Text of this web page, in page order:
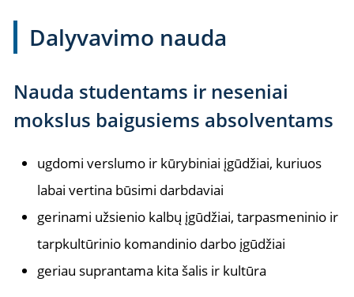
Dalyvavimo nauda
Nauda studentams ir neseniai
mokslus baigusiems absolventams
ugdomi verslumo ir kūrybiniai įgūdžiai, kuriuos
labai vertina būsimi darbdaviai
gerinami užsienio kalbų įgūdžiai, tarpasmeninio ir
tarpkultūrinio komandinio darbo įgūdžiai
geriau suprantama kita šalis ir kultūra